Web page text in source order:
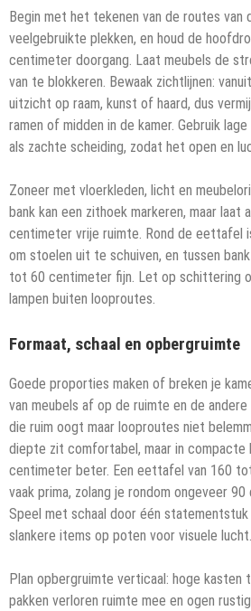
Begin met het tekenen van de routes van
veelgebruikte plekken, en houd de
centimeter doorgang. Laat meubels de
van te blokkeren. Bewaak zichtlijnen:
uitzicht op raam, kunst of haard, dus
ramen of midden in de kamer. Gebruik
als zachte scheiding, zodat het open en
Zoneer met vloerkleden, licht en
bank kan een zithoek markeren, maar laat
centimeter vrije ruimte. Rond de eettafel
om stoelen uit te schuiven, en tussen
tot 60 centimeter fijn. Let op schittering
lampen buiten looproutes.
Formaat, schaal en opbergruimte
Goede proporties maken of breken je
van meubels af op de ruimte en de
die ruim oogt maar looproutes niet
diepte zit comfortabel, maar in
centimeter beter. Een eettafel van 160
vaak prima, zolang je rondom ongeveer
Speel met schaal door één
slankere items op poten voor visuele lucht.
Plan opbergruimte verticaal: hoge kasten
pakken verloren ruimte mee en ogen